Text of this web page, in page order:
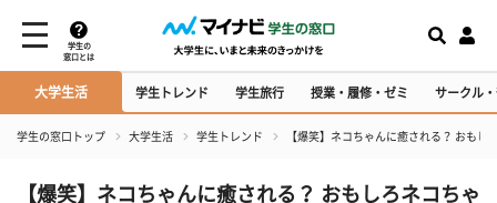
学生の
窓口とは
大学生活 学生トレンド 学生旅行 授業・履修・ゼミ サークル
学生の窓口トップ 大学生活 学生トレンド 【爆笑】ネコちゃんに癒される？ おも
【爆笑】ネコちゃんに癒される？ おもしろネコちゃ